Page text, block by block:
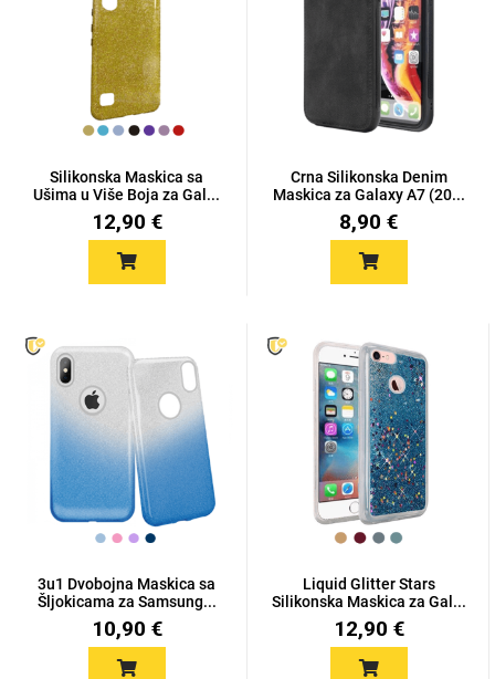
Silikonska Maskica sa
Ušima u Više Boja za Gal...
12,90 €
Crna Silikonska Denim
Maskica za Galaxy A7 (20...
8,90 €
3u1 Dvobojna Maskica sa
Šljokicama za Samsung...
10,90 €
Liquid Glitter Stars
Silikonska Maskica za Gal...
12,90 €
Mix